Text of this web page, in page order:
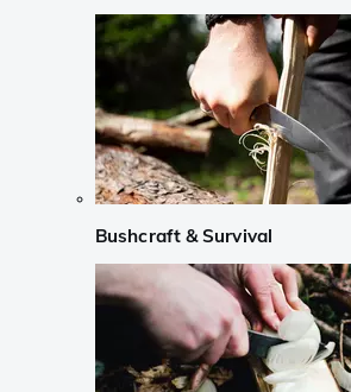
Bushcraft & Survival